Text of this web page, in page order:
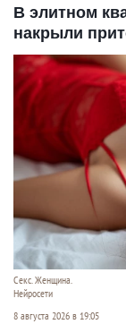
В элитном
накрыли
Секс. Женщина.
Нейросети
8 августа 2026 в 19:05